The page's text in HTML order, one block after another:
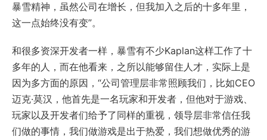
暴雪精神，虽然公司在增长，但我加入之后的十多年里，
这一点始终没有变”。
和很多资深开发者一样，暴雪有不少Kaplan这样工作了十
多年的人，而在他看来，之所以能够留住人才，实际上是
因为多方面的原因，“公司管理层非常照顾我们，比如CEO
迈克·莫汉，他首先是一名玩家和开发者，但他对于游戏、
玩家以及开发者们给予了同样的重视，领导层非常信任我
们做的事情，我们做游戏是出于热爱，我们想做优秀的游